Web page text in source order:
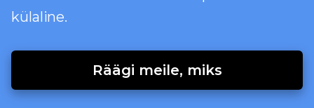
külaline.
Räägi meile, miks